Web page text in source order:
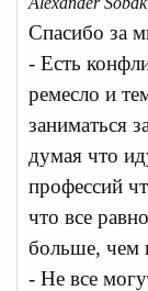
Спасибо за
- Есть
ремесло и
заниматься
думая что
профессий
что все
больше, чем
- Не все